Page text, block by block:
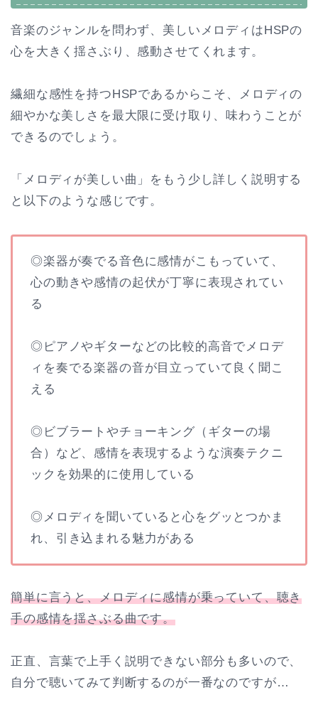
音楽のジャンルを問わず、美しいメロディはHSPの
心を大きく揺さぶり、感動させてくれます。
繊細な感性を持つHSPであるからこそ、メロディの
細やかな美しさを最大限に受け取り、味わうことが
できるのでしょう。
「メロディが美しい曲」をもう少し詳しく説明する
と以下のような感じです。
◎楽器が奏でる音色に感情がこもっていて、
心の動きや感情の起伏が丁寧に表現されてい
る
◎ピアノやギターなどの比較的高音でメロデ
ィを奏でる楽器の音が目立っていて良く聞こ
える
◎ビブラートやチョーキング（ギターの場
合）など、感情を表現するような演奏テクニ
ックを効果的に使用している
◎メロディを聞いていると心をグッとつかま
れ、引き込まれる魅力がある
簡単に言うと、メロディに感情が乗っていて、聴き
手の感情を揺さぶる曲です。
正直、言葉で上手く説明できない部分も多いので、
自分で聴いてみて判断するのが一番なのですが…